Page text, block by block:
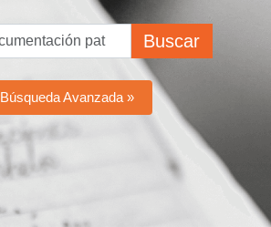
Buscar
Búsqueda Avanzada »